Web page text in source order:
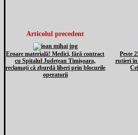
Articolul precedent
Eroare materială! Medici, fără contract
cu Spitalul Județean Timișoara,
reclamați că zburdă liberi prin blocurile
operatorii
Peste
rutieri în